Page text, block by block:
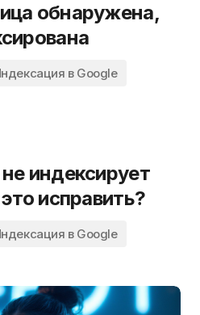
обнаружена,
в Google
индексирует
исправить?
в Google